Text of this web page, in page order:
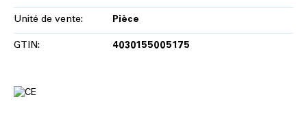
Unité de vente: Pièce
GTIN: 4030155005175